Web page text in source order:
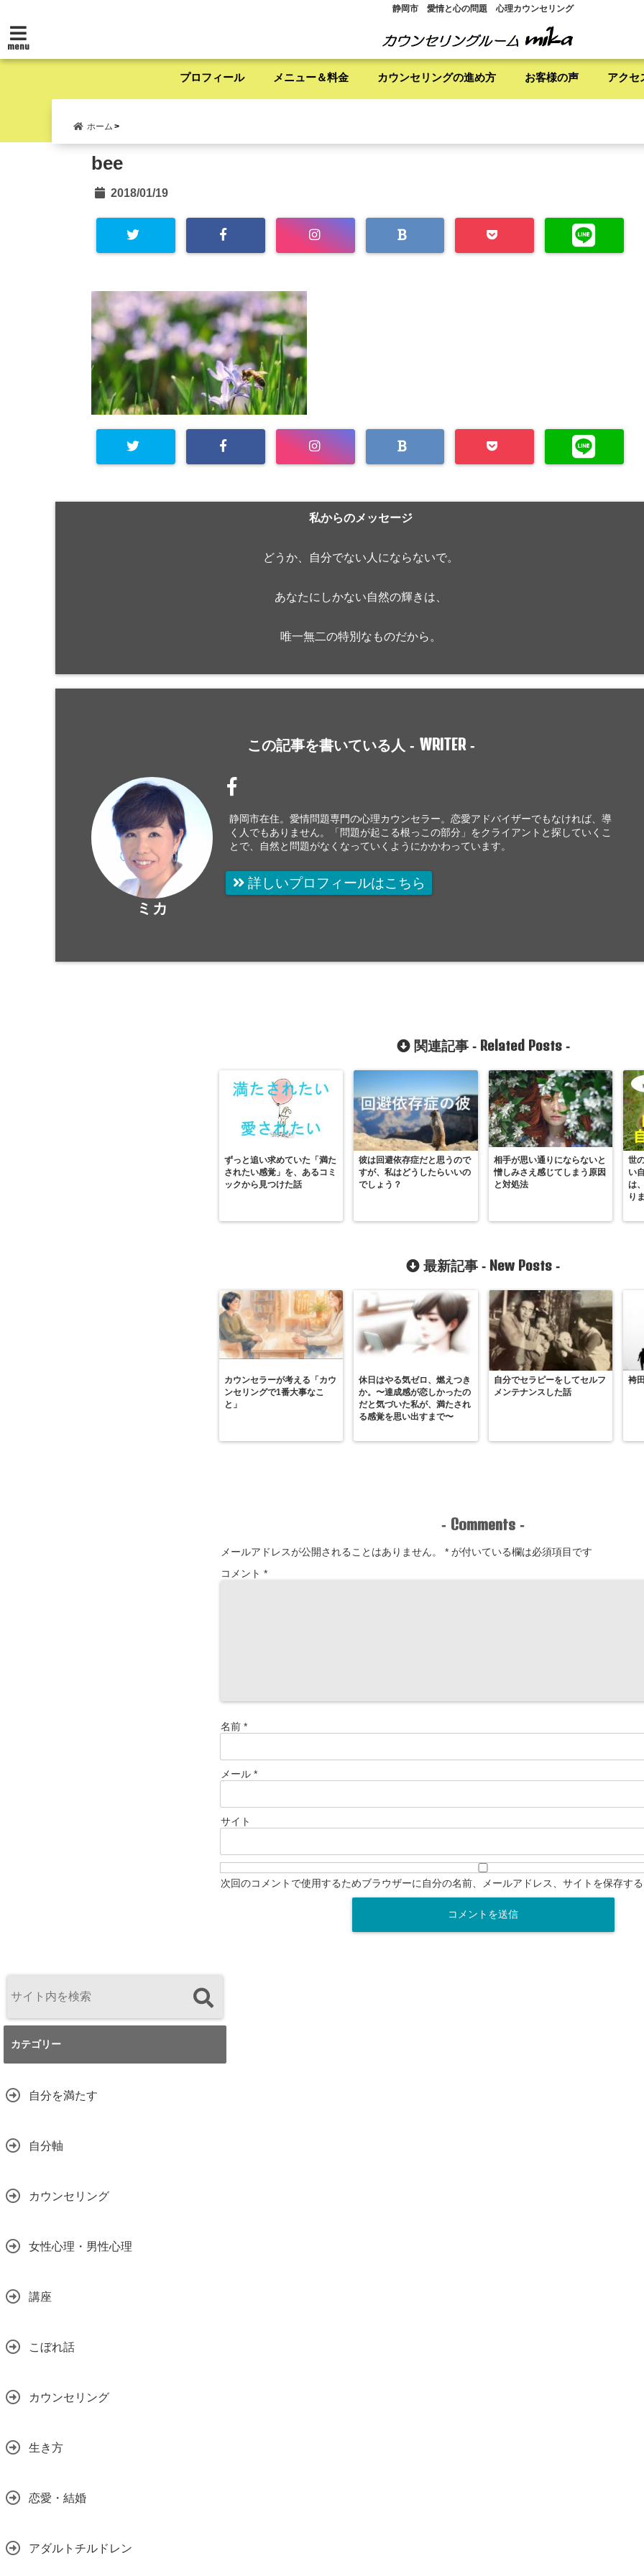
静岡市 愛情と心の問題 心理カウンセリング
menu
プロフィール メニュー＆料金 カウンセリングの進め方 お客様の声 アクセ
ホーム
bee
2018/01/19
私からのメッセージ
どうか、自分でない人にならないで。
あなたにしかない自然の輝きは、
唯一無二の特別なものだから。
この記事を書いている人 - WRITER-
ミカ
静岡市在住。愛情問題専門の心理カウンセラー。恋愛アドバイザーでもなければ、導
く人でもありません。「問題が起こる根っこの部分」をクライアントと探していくこ
とで、自然と問題がなくなっていくようにかかわっています。
詳しいプロフィールはこちら
関連記事 - Related Posts-
ずっと追い求めていた「満た
されたい感覚」を、あるコミ
ックから見つけた話
彼は回避依存症だと思うので
すが、私はどうしたらいいの
でしょう？
相手が思い通りにならないと
憎しみさえ感じてしまう原因
と対処法
世
い
は
り
最新記事 - New Posts -
カウンセラーが考える「カウ
ンセリングで1番大事なこ
と」
休日はやる気ゼロ、燃えつき
か。〜達成感が恋しかったの
だと気づいた私が、満たされ
る感覚を思い出すまで〜
自分でセラピーをしてセルフ
メンテナンスした話
袴
- Comments -
メールアドレスが公開されることはありません。 * が付いている欄は必須項目です
コメント *
名前 *
メール *
サイト
次回のコメントで使用するためブラウザーに自分の名前、メールアドレス、サイトを保存す
カテゴリー
自分を満たす
自分軸
カウンセリング
女性心理・男性心理
講座
こぼれ話
カウンセリング
生き方
恋愛・結婚
アダルトチルドレン